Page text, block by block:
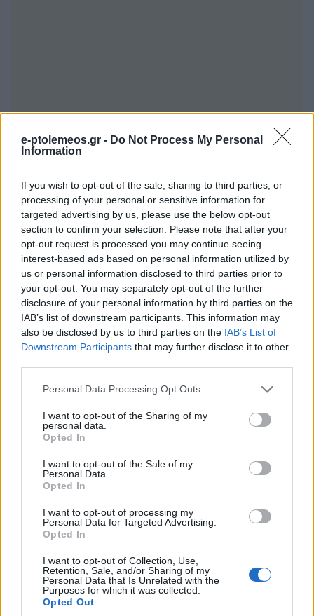
e-ptolemeos.gr - Do Not Process My Personal
Information
If you wish to opt-out of the sale, sharing to third parties, or
processing of your personal or sensitive information for
targeted advertising by us, please use the below opt-out
section to confirm your selection. Please note that after your
opt-out request is processed you may continue seeing
interest-based ads based on personal information utilized by
us or personal information disclosed to third parties prior to
your opt-out. You may separately opt-out of the further
disclosure of your personal information by third parties on the
IAB’s list of downstream participants. This information may
also be disclosed by us to third parties on the IAB’s List of
Downstream Participants that may further disclose it to other
Please note that this website/app uses one or more Google
not limited to your visit or usage behaviour. You may click to
grant or deny consent to Google and its third-party tags to
use your data for below specified purposes in below Google
consent section.
Personal Data Processing Opt Outs
I want to opt-out of the Sharing of my
personal data.
Opted In
I want to opt-out of the Sale of my
Personal Data.
Opted In
I want to opt-out of processing my
Personal Data for Targeted Advertising.
Opted In
I want to opt-out of Collection, Use,
Retention, Sale, and/or Sharing of my
Personal Data that Is Unrelated with the
Purposes for which it was collected.
Opted Out